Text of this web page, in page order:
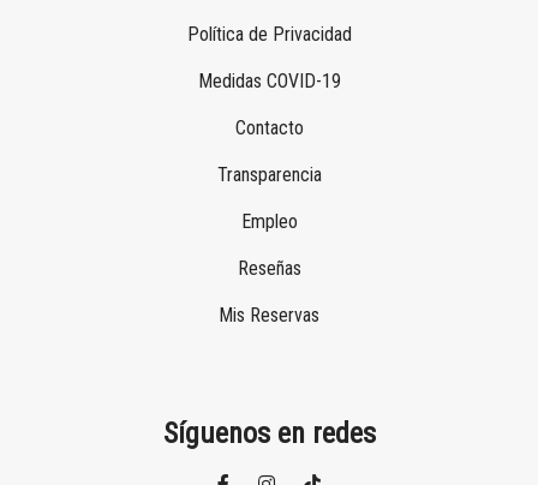
Política de Privacidad
Medidas COVID-19
Contacto
Transparencia
Empleo
Reseñas
Mis Reservas
Síguenos en redes